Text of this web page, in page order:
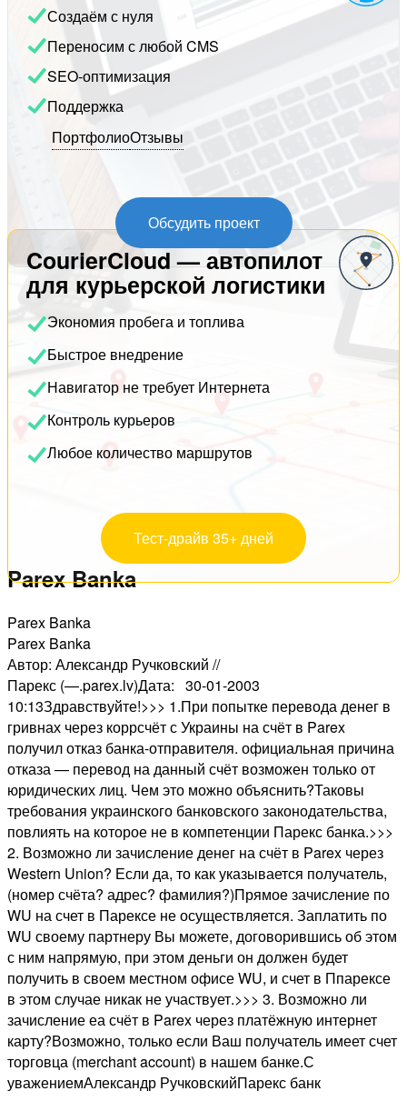
Создаём с нуля
Переносим с любой CMS
SEO-оптимизация
Поддержка
ПортфолиоОтзывы
Обсудить проект
CourierCloud — автопилот
для курьерской логистики
Экономия пробега и топлива
Быстрое внедрение
Навигатор не требует Интернета
Контроль курьеров
Любое количество маршрутов
Тест-драйв 35+ дней
Parex Banka
Parex Banka
Parex Banka
Автор: Александр Ручковский //
Парекс (—.parex.lv)Дата: 30-01-2003
10:13Здравствуйте!>>> 1.При попытке перевода денег в
гривнах через коррсчёт с Украины на счёт в Parex
получил отказ банка-отправителя. официальная причина
отказа — перевод на данный счёт возможен только от
юридических лиц. Чем это можно объяснить?Таковы
требования украинского банковского законодательства,
повлиять на которое не в компетенции Парекс банка.>>>
2. Возможно ли зачисление денег на счёт в Parex через
Western Union? Если да, то как указывается получатель,
(номер счёта? адрес? фамилия?)Прямое зачисление по
WU на счет в Парексе не осуществляется. Заплатить по
WU своему партнеру Вы можете, договорившись об этом
с ним напрямую, при этом деньги он должен будет
получить в своем местном офисе WU, и счет в Ппарексе
в этом случае никак не участвует.>>> 3. Возможно ли
зачисление еа счёт в Parex через платёжную интернет
карту?Возможно, только если Ваш получатель имеет счет
торговца (merchant account) в нашем банке.С
уважениемАлександр РучковскийПарекс банк